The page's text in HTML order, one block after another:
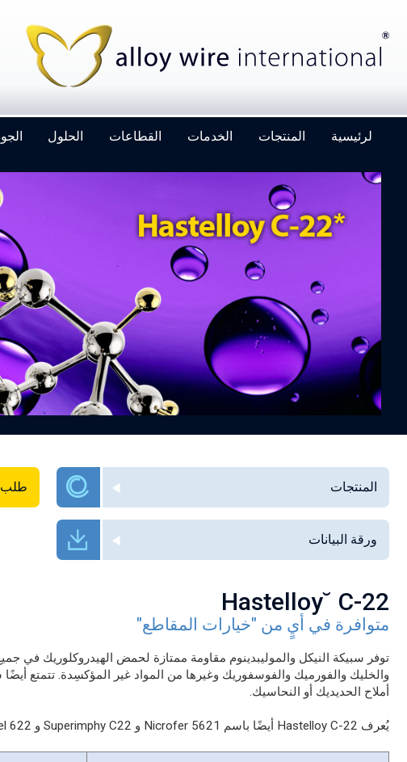
لرئيسية المنتجات الخدمات القطاعات الحلول
المنتجات طلب
ورقة البيانات
Hastelloy˘ C-22
متوافرة في أيٍ من "خيارات المقاطع"
توفر سبيكة النيكل والموليبدينوم مقاومة ممتازة لحمض الهيدروكلوريك في
أملاح الحديديك أو النحاسيك.
يُعرف Hastelloy C-22 أيضًا باسم Nicrofer 5621 و Superimphy C22 و Inconel 622.